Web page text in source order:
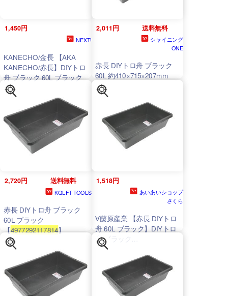
1,450円
NEXT!
KANECHO/金長 【AKA
KANECHO/赤長】DIYトロ
舟 ブラック 60L ブラック
2,011円 送料無料
シャイニング
ONE
赤長 DIYトロ舟 ブラック
60L 約410×715×207mm
2,720円 送料無料
KQLFT TOOLS
赤長 DIYトロ舟 ブラック
60L ブラック
【4977292117814】
1,518円
あいあいショップ
さくら
∀藤原産業 【赤長 DIYトロ
舟 60L ブラック】DIYトロ
舟 ブラック
4977292117814